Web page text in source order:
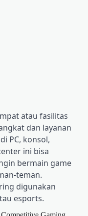
atau fasilitas
dan layanan
PC, konsol,
ini bisa
bermain game
teman.
digunakan
esports.